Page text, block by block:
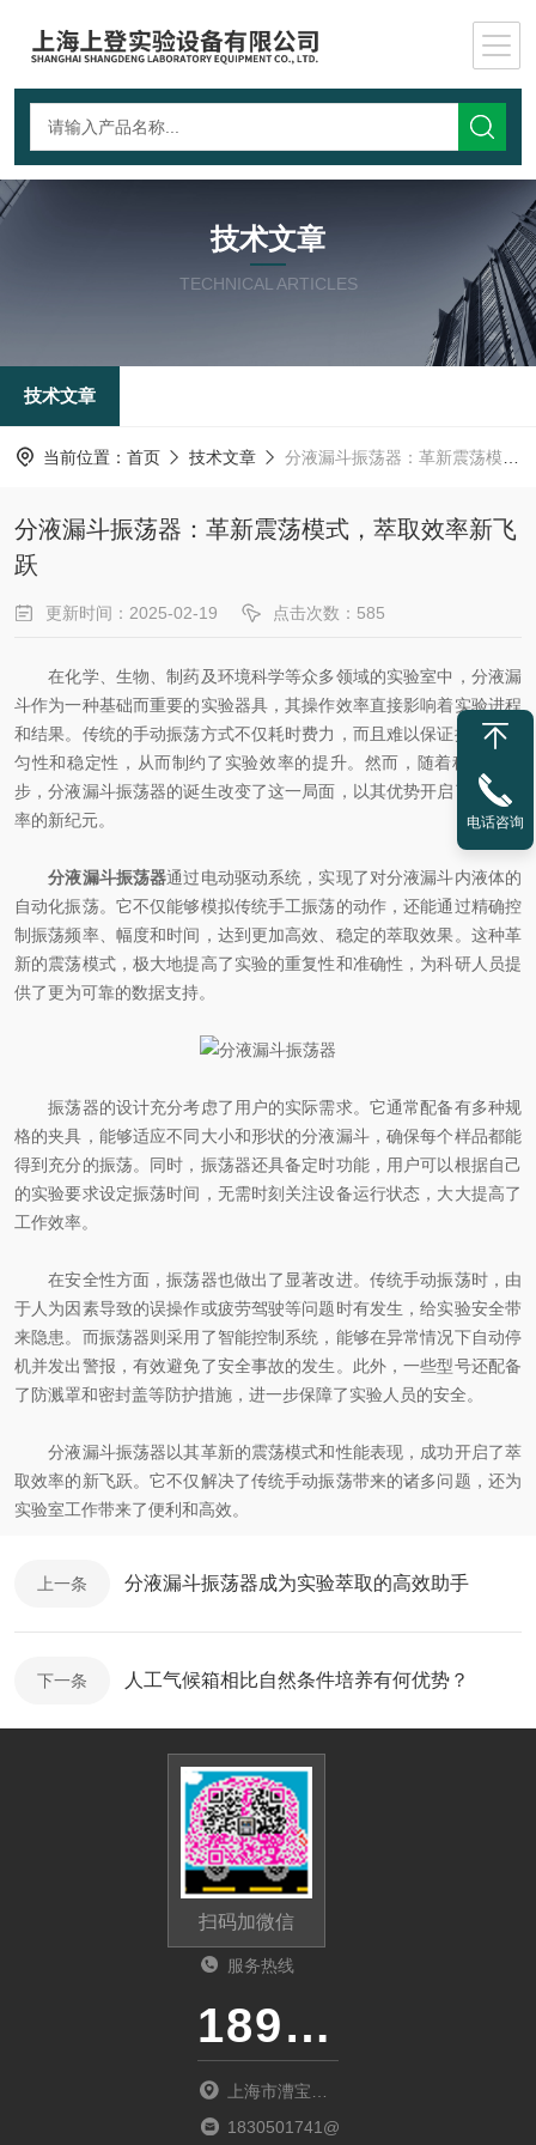
技术文章
TECHNICAL ARTICLES
技术文章
当前位置： 首页 技术文章 分液漏斗振荡器：革新震荡模式，萃取效率新飞跃
分液漏斗振荡器：革新震荡模式，萃取效率新飞
跃
更新时间：2025-02-19 点击次数：585
在化学、生物、制药及环境科学等众多领域的实验室中，分液漏
斗作为一种基础而重要的实验器具，其操作效率直接影响着实验进程
和结果。传统的手动振荡方式不仅耗时费力，而且难以保证振荡的均
匀性和稳定性，从而制约了实验效率的提升。然而，随着科技的进
步，分液漏斗振荡器的诞生改变了这一局面，以其优势开启了萃取效
率的新纪元。
分液漏斗振荡器通过电动驱动系统，实现了对分液漏斗内液体的
自动化振荡。它不仅能够模拟传统手工振荡的动作，还能通过精确控
制振荡频率、幅度和时间，达到更加高效、稳定的萃取效果。这种革
新的震荡模式，极大地提高了实验的重复性和准确性，为科研人员提
供了更为可靠的数据支持。
振荡器的设计充分考虑了用户的实际需求。它通常配备有多种规
格的夹具，能够适应不同大小和形状的分液漏斗，确保每个样品都能
得到充分的振荡。同时，振荡器还具备定时功能，用户可以根据自己
的实验要求设定振荡时间，无需时刻关注设备运行状态，大大提高了
工作效率。
在安全性方面，振荡器也做出了显著改进。传统手动振荡时，由
于人为因素导致的误操作或疲劳驾驶等问题时有发生，给实验安全带
来隐患。而振荡器则采用了智能控制系统，能够在异常情况下自动停
机并发出警报，有效避免了安全事故的发生。此外，一些型号还配备
了防溅罩和密封盖等防护措施，进一步保障了实验人员的安全。
分液漏斗振荡器以其革新的震荡模式和性能表现，成功开启了萃
取效率的新飞跃。它不仅解决了传统手动振荡带来的诸多问题，还为
实验室工作带来了便利和高效。
上一条 分液漏斗振荡器成为实验萃取的高效助手
下一条 人工气候箱相比自然条件培养有何优势？
扫码加微信
服务热线
18917303529
上海市漕宝路
1555号大上海
1830501741@qq.com
电话咨询